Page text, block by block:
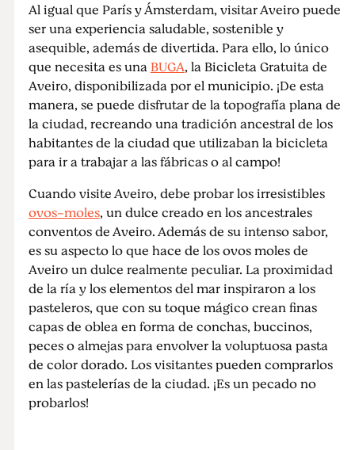
Al igual que París y Ámsterdam, visitar Aveiro puede
ser una experiencia saludable, sostenible y
asequible, además de divertida. Para ello, lo único
que necesita es unaBUGA, la Bicicleta Gratuita de
Aveiro, disponibilizada por el municipio. ¡De esta
manera, se puede disfrutar de la topografía plana de
la ciudad, recreando una tradición ancestral de los
habitantes de la ciudad que utilizaban la bicicleta
para ir a trabajar a las fábricas o al campo!
Cuando visite Aveiro, debe probar los irresistibles
ovos-moles, un dulce creado en los ancestrales
conventos de Aveiro. Además de su intenso sabor,
es su aspecto lo que hace de los ovos moles de
Aveiro un dulce realmente peculiar. La proximidad
de la ría y los elementos del mar inspiraron a los
pasteleros, que con su toque mágico crean finas
capas de oblea en forma de conchas, buccinos,
peces o almejas para envolver la voluptuosa pasta
de color dorado. Los visitantes pueden comprarlos
en las pastelerías de la ciudad. ¡Es un pecado no
probarlos!